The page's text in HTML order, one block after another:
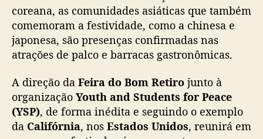
e
A
n
o
o
v
o
L
u
coreana, as comunidades asiáticas que também
comemoram a festividade, como a chinesa e
japonesa, são presenças confirmadas nas
atrações de palco e barracas gastronômicas.
A direção da Feira do Bom Retiro junto à
organização Youth and Students for Peace
(YSP), de forma inédita e seguindo o exemplo
da Califórnia, nos Estados Unidos, reunirá em